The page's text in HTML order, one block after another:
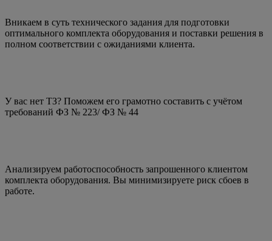
Вникаем в суть технического задания для подготовки
оптимального комплекта оборудования и поставки решения в
полном соответствии с ожиданиями клиента.
У вас нет ТЗ? Поможем его грамотно составить с учётом
требований ФЗ № 223/ ФЗ № 44
Анализируем работоспособность запрошенного клиентом
комплекта оборудования. Вы минимизируете риск сбоев в
работе.